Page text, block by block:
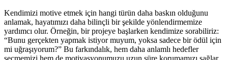
Kendimizi motive etmek için hangi türün daha baskın olduğunu
anlamak, hayatımızı daha bilinçli bir şekilde yönlendirmemize
yardımcı olur. Örneğin, bir projeye başlarken kendimize sorabiliriz:
“Bunu gerçekten yapmak istiyor muyum, yoksa sadece bir ödül için
mi uğraşıyorum?” Bu farkındalık, hem daha anlamlı hedefler